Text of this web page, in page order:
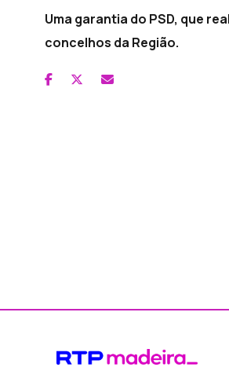
Uma garantia do PSD, que
concelhos da Região.